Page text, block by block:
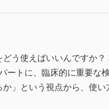
使えばいいんですか？
トに、臨床的に重要な
」という視点から、使い